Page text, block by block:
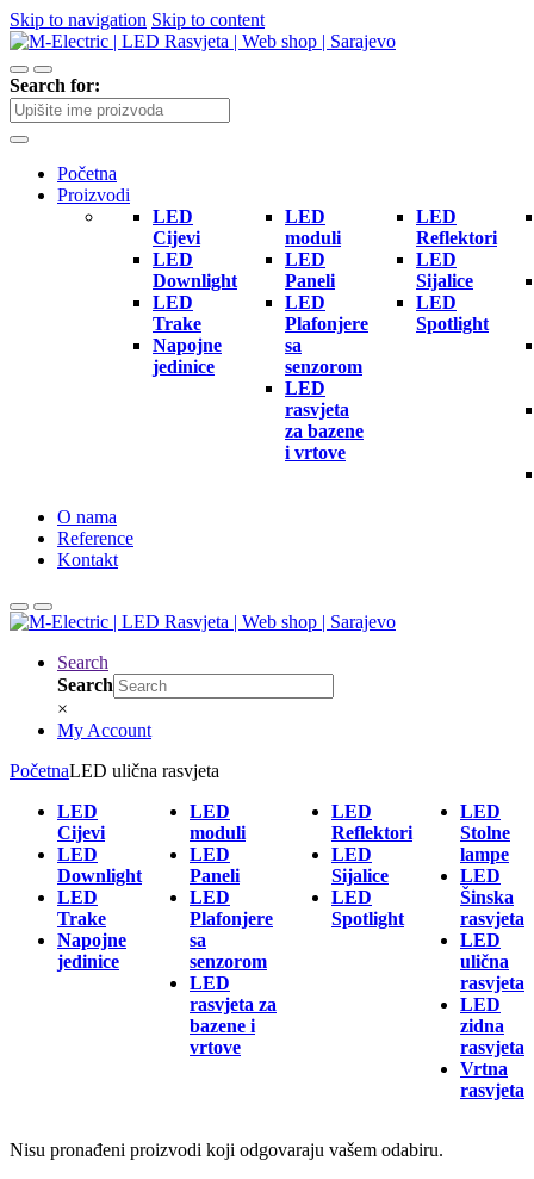
Skip to navigation Skip to content
Search for:
Početna
Proizvodi
LED
Cijevi
LED
Downlight
LED
Trake
Napojne
jedinice
LED
moduli
LED
Paneli
LED
Plafonjere
sa
senzorom
LED
rasvjeta
za bazene
i vrtove
LED
Reflektori
LED
Sijalice
LED
Spotlight
O nama
Reference
Kontakt
Search
Search
×
My Account
PočetnaLED ulična rasvjeta
LED
Cijevi
LED
Downlight
LED
Trake
Napojne
jedinice
LED
moduli
LED
Paneli
LED
Plafonjere
sa
senzorom
LED
rasvjeta za
bazene i
vrtove
LED
Reflektori
LED
Sijalice
LED
Spotlight
LED
Stolne
lampe
LED
Šinska
rasvjeta
LED
ulična
rasvjeta
LED
zidna
rasvjeta
Vrtna
rasvjeta
Nisu pronađeni proizvodi koji odgovaraju vašem odabiru.